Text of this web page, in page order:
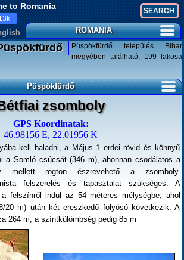
to Romania
ROMANIA
Püspökfürdő település Bihar
megyében található, 199 lakosa
Püspökfürdő
zsomboly
GPS Koordinatak:
46.98156 E, 22.01956 K
kell haladni, a Május 1 erdei rövid és könnyű
a Somló csúcsát (346 m), ahonnan csodálatos a
mellett rögtön észrevehető a zsomboly.
felszerelés és tapasztalat szükséges. A
felszínről indul az 54 méteres mélységbe, ahol
20 m) után két ereszkedő folyósó következik. A
264 m, a színtkülömbség pedig 85 m